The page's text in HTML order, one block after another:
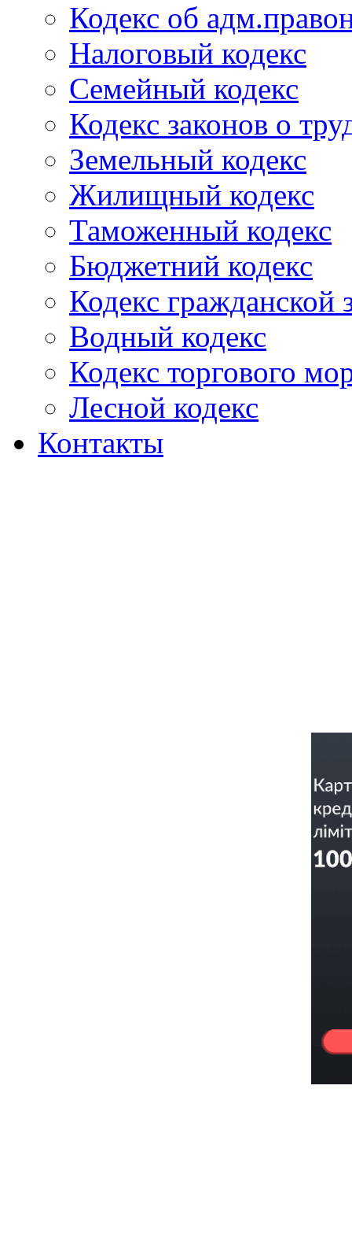
Кодекс об
Налоговый кодекс
Семейный кодекс
Кодекс законов о
Земельный кодекс
Жилищный кодекс
Таможенный кодекс
Бюджетний кодекс
Кодекс гражданской
Водный кодекс
Кодекс торгового
Лесной кодекс
Контакты